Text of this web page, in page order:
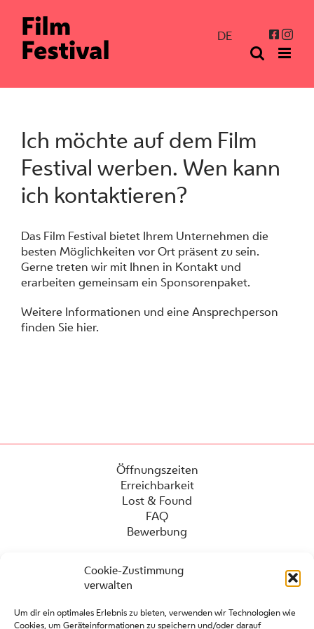
Cookie-Zustimmung
verwalten
Um dir ein optimales Erlebnis zu bieten, verwenden wir Technologien wie
Cookies, um Geräteinformationen zu speichern und/oder darauf
Inhalt
springen
DE
Ich möchte auf dem Film
Festival werben. Wen kann
ich kontaktieren?
Das Film Festival bietet Ihrem Unternehmen die
besten Möglichkeiten vor Ort präsent zu sein.
Gerne treten wir mit Ihnen in Kontakt und
erarbeiten gemeinsam ein Sponsorenpaket.
Weitere Informationen und eine Ansprechperson
finden Sie hier.
Öffnungszeiten
Erreichbarkeit
Lost & Found
FAQ
Bewerbung